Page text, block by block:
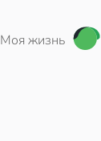
Моя жизнь